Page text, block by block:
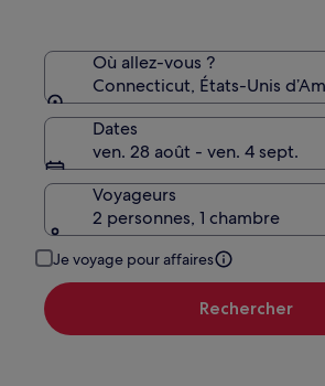
Où allez-vous ?
Connecticut, États-Unis
Dates
ven. 28 août - ven. 4 sept.
Voyageurs
2 personnes, 1 chambre
Je voyage pour affaires
Rechercher